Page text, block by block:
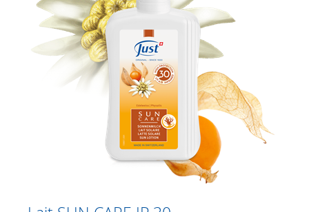
Catalogue
Douche
Soins corporels
Crèmes à base de plantes
Soins des pieds
Soins du visage